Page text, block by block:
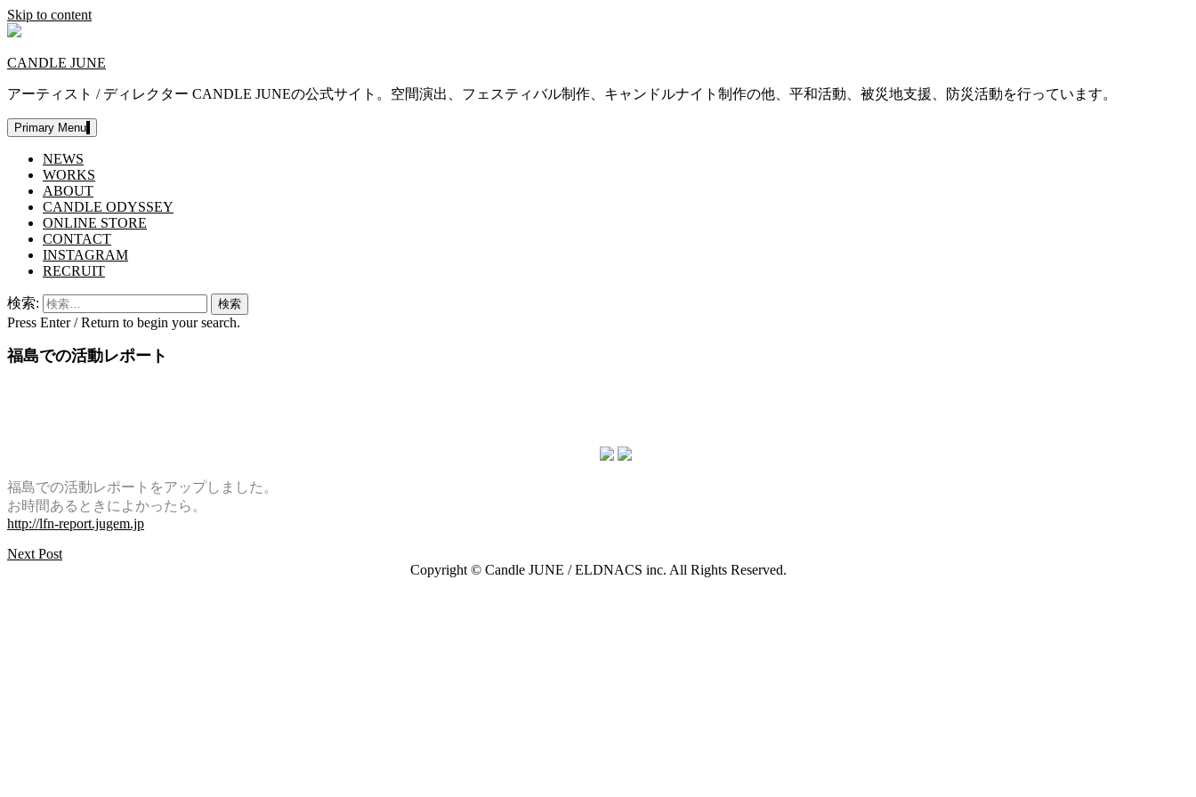
Skip to content
CANDLE JUNE
アーティスト / ディレクター CANDLE JUNEの公式サイト。空間演出、フェスティバル制作、キャンドルナイト制作の他、平和活動、被災地支援、防災活動を行っています。
Primary Menu
NEWS
WORKS
ABOUT
CANDLE ODYSSEY
ONLINE STORE
CONTACT
INSTAGRAM
RECRUIT
検索:
Press Enter / Return to begin your search.
福島での活動レポート
福島での活動レポートをアップしました。
お時間あるときによかったら。
http://lfn-report.jugem.jp
Next Post
Copyright © Candle JUNE / ELDNACS inc. All Rights Reserved.